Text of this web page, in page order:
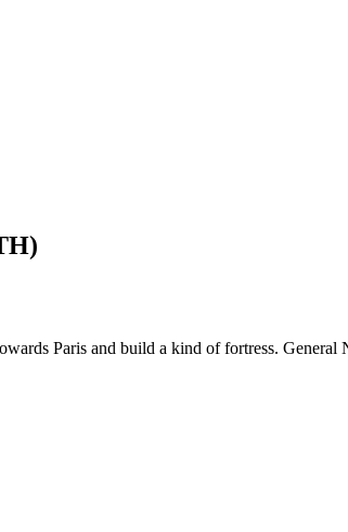
Paris and build a kind of fortress.